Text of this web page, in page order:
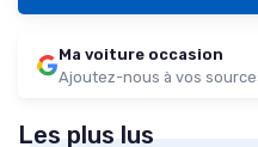
Ma voiture occasion
Ajoutez-nous à vos
Les plus lus